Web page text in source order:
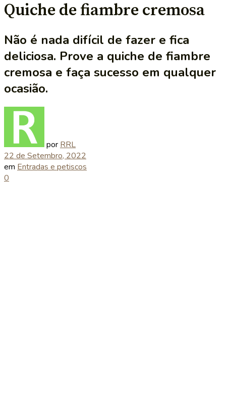
Quiche de fiambre cremosa
Não é nada difícil de fazer e fica
deliciosa. Prove a quiche de fiambre
cremosa e faça sucesso em qualquer
ocasião.
por RRL
22 de Setembro, 2022
em Entradas e petiscos
0